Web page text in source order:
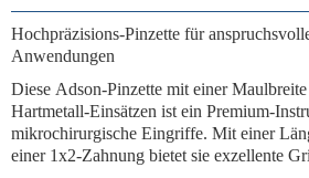
Hochpräzisions-Pinzette für
Anwendungen
Diese Adson-Pinzette mit einer
Hartmetall-Einsätzen ist ein Premium-
mikrochirurgische Eingriffe. Mit einer
einer 1x2-Zahnung bietet sie exzellente